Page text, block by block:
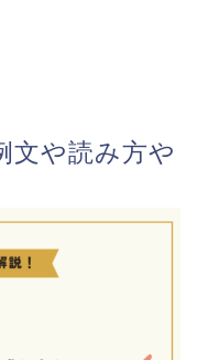
文や読み方や